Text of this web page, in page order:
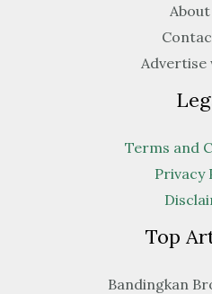
Advertise
Terms and
Privacy
Top
Bandingkan